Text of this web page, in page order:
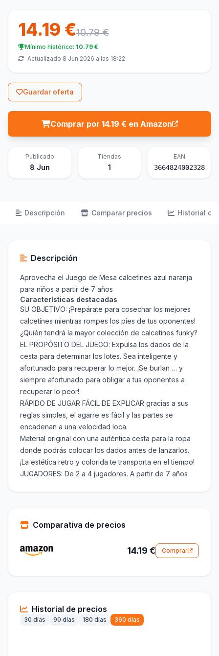
14.19 €10.79 €
Mínimo histórico: 10.79 €
Actualizado 8 Jun 2026 a las 18:22
Guardar oferta
Comprar por 14.19 € en Amazon
Publicado
8 Jun
Tiendas
1
EAN
3664824002328
Descripción Comparar precios Historial de
Descripción
Aprovecha el Juego de Mesa calcetines azul naranja
para niños a partir de 7 años
Características destacadas
SU OBJETIVO: ¡Prepárate para cosechar los mejores
calcetines mientras rompes los pies de tus oponentes!
¿Quién tendrá la mayor colección de calcetines funky?
EL PROPÓSITO DEL JUEGO: Expulsa los dados de la
cesta para determinar los lotes. Sea inteligente y
afortunado para recuperar lo mejor. ¡Se burlan … y
siempre afortunado para obligar a tus oponentes a
recuperar lo peor!
RÁPIDO DE JUGAR FÁCIL DE EXPLICAR gracias a sus
reglas simples, el agarre es fácil y las partes se
encadenan a una velocidad loca.
Material original con una auténtica cesta para la ropa
donde podrás colocar los dados antes de lanzarlos.
¡La estética retro y colorida te transporta en el tiempo!
JUGADORES: De 2 a 4 jugadores. A partir de 7 años
Comparativa de precios
14.19 € Comprar
Historial de precios
30 días 90 días 180 días 360 días